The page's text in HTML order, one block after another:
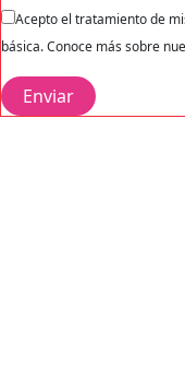
Acepto el tratamiento de
básica. Conoce más sobre